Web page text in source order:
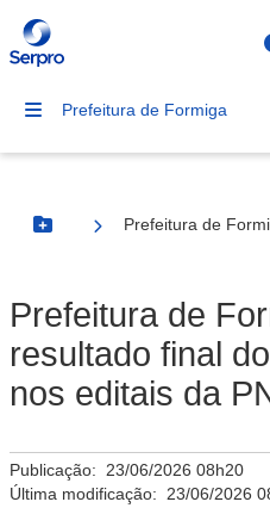
Prefeitura de Formiga
Botão Menu
Prefeitura de
Prefeitura de
resultado final
nos editais da
Publicação: 23/06/2026 08h20
Última modificação: 23/06/2026